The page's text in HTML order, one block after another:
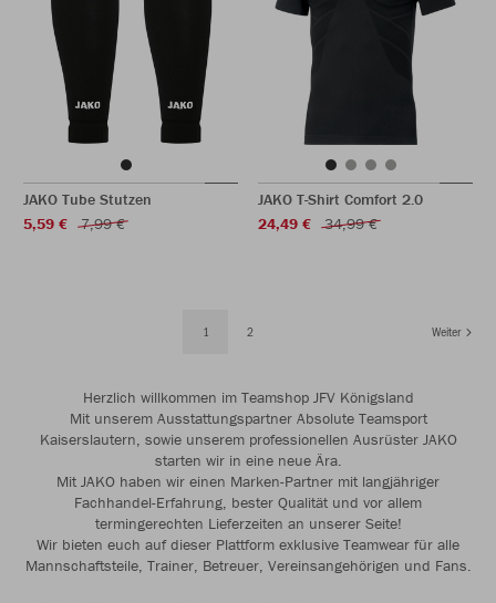
JAKO Tube Stutzen
5,59 €
7,99 €
JAKO T-Shirt Comfort 2.0
24,49 €
34,99 €
1 2 Weiter
Herzlich willkommen im Teamshop JFV Königsland
Mit unserem Ausstattungspartner Absolute Teamsport
Kaiserslautern, sowie unserem professionellen Ausrüster JAKO
starten wir in eine neue Ära.
Mit JAKO haben wir einen Marken-Partner mit langjähriger
Fachhandel-Erfahrung, bester Qualität und vor allem
termingerechten Lieferzeiten an unserer Seite!
Wir bieten euch auf dieser Plattform exklusive Teamwear für alle
Mannschaftsteile, Trainer, Betreuer, Vereinsangehörigen und Fans.